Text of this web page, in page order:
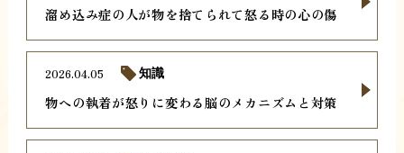
溜め込み症の人が物を捨てられて怒る時の心の傷
物への執着が怒りに変わる脳のメカニズムと対策
2026.04.05 知識